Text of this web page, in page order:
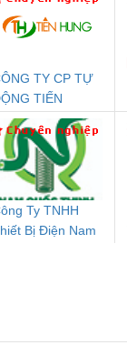
An Toàn
Contact
PC20-1NO-
24DC-SP -
Điện AC
TY CP TỰ
TIẾN
HƯNG
Ty TNHH
Bị Điện Nam